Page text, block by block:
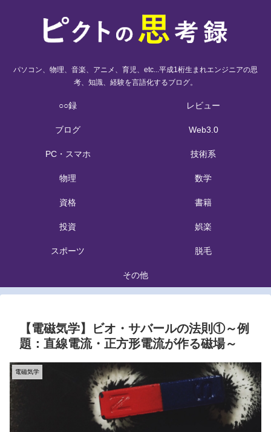
パソコン、物理、音楽、アニメ、育児、etc...平成1桁生まれエンジニアの思
考、知識、経験を言語化するブログ。
○○録 レビュー
ブログ Web3.0
PC・スマホ 技術系
物理 数学
資格 書籍
投資 娯楽
スポーツ 脱毛
その他
【電磁気学】ビオ・サバールの法則①～例
題：直線電流・正方形電流が作る磁場～
電磁気学